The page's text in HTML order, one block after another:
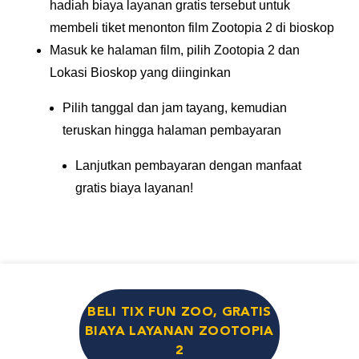
hadiah biaya layanan gratis tersebut untuk
membeli tiket menonton film Zootopia 2 di bioskop
Masuk ke halaman film, pilih Zootopia 2 dan
Lokasi Bioskop yang diinginkan
Pilih tanggal dan jam tayang, kemudian
teruskan hingga halaman pembayaran
Lanjutkan pembayaran dengan manfaat
gratis biaya layanan!
BELI TIX FUN ZOO, GRATIS
BIAYA LAYANAN ZOOTOPIA
2